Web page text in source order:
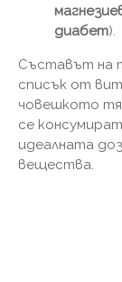
диабет).
Съставът на
списък от
човешкото
се
идеалната
вещества.